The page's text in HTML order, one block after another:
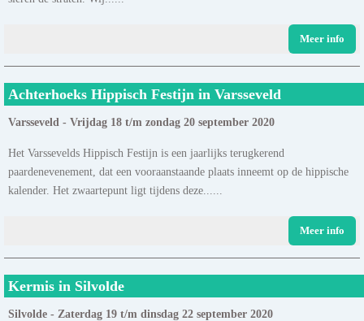
Meer info
Achterhoeks Hippisch Festijn in Varsseveld
Varsseveld - Vrijdag 18 t/m zondag 20 september 2020
Het Varssevelds Hippisch Festijn is een jaarlijks terugkerend
paardenevenement, dat een vooraanstaande plaats inneemt op de hippische
kalender. Het zwaartepunt ligt tijdens deze......
Meer info
Kermis in Silvolde
Silvolde - Zaterdag 19 t/m dinsdag 22 september 2020